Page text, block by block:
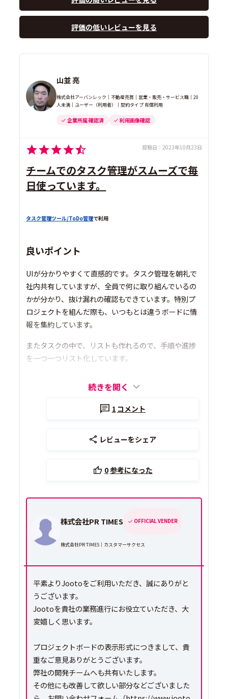
評価の低いレビューを見る
山並 亮
株式会社アーバンレック｜不動産売買｜営業・販売・サービス職｜20
人未満｜ユーザー（利用者）｜契約タイプ 有償利用
企業所属 確認済 利用画像確認
投稿日： 2023年10月23日
チームでのタスク管理がスムーズで毎
日使っています。
タスク管理ツール/ToDo管理で利用
良いポイント
UIが分かりやすくて直感的です。タスク管理を朝礼で
社内共有していますが、全員で何に取り組んでいるの
かが分かり、抜け漏れの確認もできています。特別プ
ロジェクトを組んだ際も、いつもとは違うボードに情
報を集約しています。
またタスクの中で、リストも作れるので、手順や進捗
を一つ一つリスト化しています。
続きを開く
1 コメント
レビューをシェア
0参考になった
株式会社PR TIMES OFFICIAL VENDER
株式会社PR TIMES｜カスタマーサクセス
平素よりJootoをご利用いただき、誠にありがと
うございます。
Jootoを貴社の業務進行にお役立ていただき、大
変嬉しく思います。
プロジェクトボードの表示形式につきまして、貴
重なご意見ありがとうございます。
弊社の開発チームへも共有いたします。
その他にも改善して欲しい部分などございました